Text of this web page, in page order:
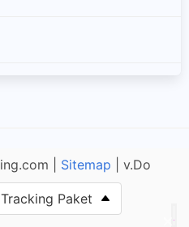
| Sitemap | v.Do
Paket
×